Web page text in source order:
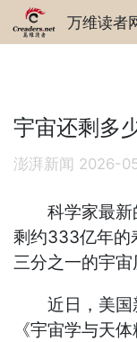
万维读者
宇宙还剩多
澎湃新闻 2026-
科学家最新
剩约333亿年的
三分之一的宇宙
近日，美国
《宇宙学与天